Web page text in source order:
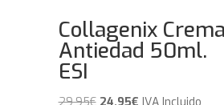
Collagenix Crema
Antiedad 50ml.
ESI
El
El